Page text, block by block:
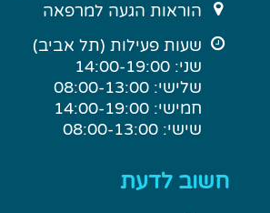
הוראות הגעה למרפאה
שעות פעילות (תל אביב)
שני: 14:00-19:00
שלישי: 08:00-13:00
חמישי: 14:00-19:00
שישי: 08:00-13:00
חשוב לדעת